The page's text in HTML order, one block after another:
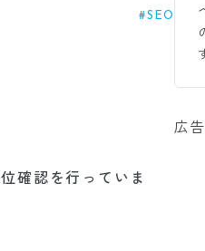
#SEO
確認を行っていま
広告